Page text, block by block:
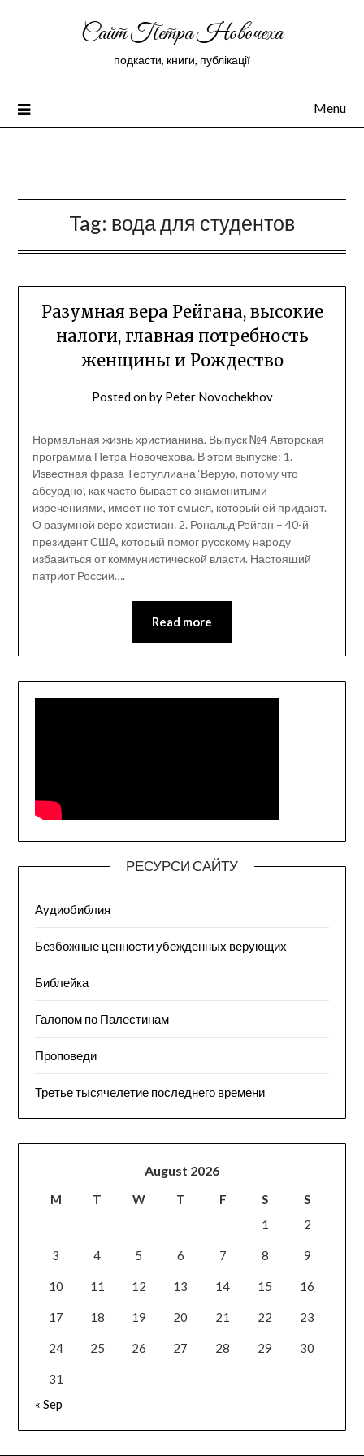
Сайт Петра Новочеха
подкасти, книги, публікації
Menu
Tag: вода для студентов
Разумная вера Рейгана, высокие
налоги, главная потребность
женщины и Рождество
Posted onby Peter Novochekhov
Нормальная жизнь христианина. Выпуск №4 Авторская
программа Петра Новочехова. В этом выпуске: 1.
Известная фраза Тертуллиана ‘Верую, потому что
абсурдно’, как часто бывает со знаменитыми
изречениями, имеет не тот смысл, который ей придают.
О разумной вере христиан. 2. Рональд Рейган – 40-й
президент США, который помог русскому народу
избавиться от коммунистической власти. Настоящий
патриот России….
Read more
РЕСУРСИ САЙТУ
Аудиобиблия
Безбожные ценности убежденных верующих
Библейка
Галопом по Палестинам
Проповеди
Третье тысячелетие последнего времени
August 2026
M T W T F S
S
1
2
3 4 5 6 7 8 9
10 11 12 13 14 15 16
17 18 19 20 21 22 23
24 25 26 27 28 29 30
31
« Sep